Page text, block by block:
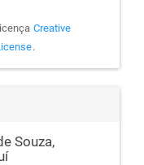
Creative
.
Souza,